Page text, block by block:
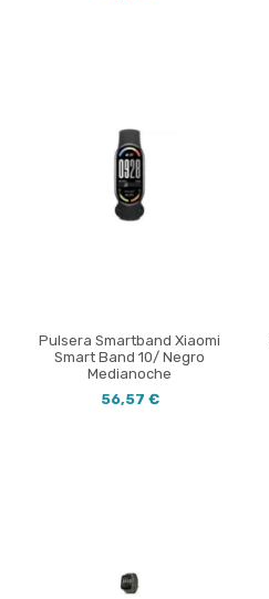
Pulsera Smartband Xiaomi
Smart Band 10/ Negro
Medianoche
56,57 €